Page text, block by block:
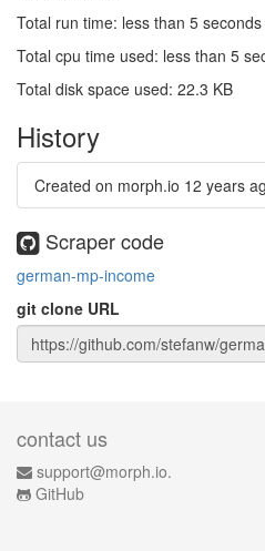
Total run time: less than 5 seconds
Total cpu time used: less than 5
Total disk space used: 22.3 KB
History
Created on morph.io 12 years
Scraper code
german-mp-income
git clone URL
contact us
support@morph.io.
GitHub